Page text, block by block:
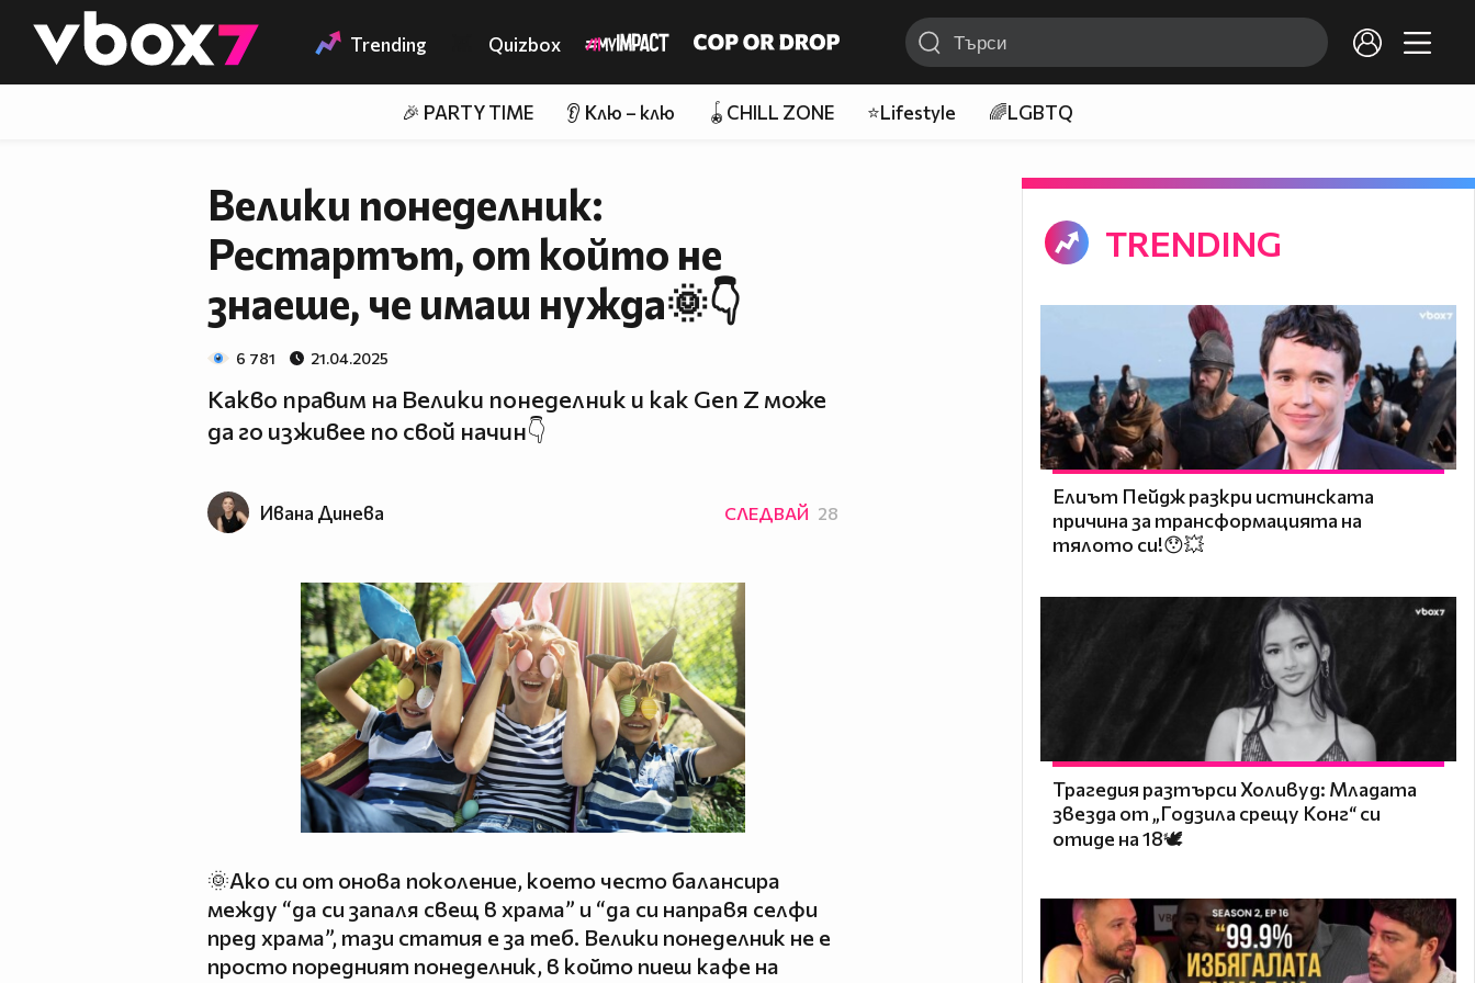
👾 Trending Quizbox
🎉 PARTY TIME 👂 Клю – клю 🪀CHILL ZONE ⭐Lifestyle 🌈LGBTQ
Велики понеделник:
Рестартът, от който не
знаеше, че имаш нужда🌞👇
6 781 21.04.2025
Какво правим на Велики понеделник и как Gen Z може
да го изживее по свой начин👇
Ивана Динева СЛЕДВАЙ 28
🌞Ако си от онова поколение, което често балансира
между “да си запаля свещ в храма” и “да си направя селфи
пред храма”, тази статия е за теб. Велики понеделник не е
просто поредният понеделник, в който пиеш кафе на
TRENDING
Елиът Пейдж разкри истинската
причина за трансформацията на
тялото си!😯💥
Трагедия разтърси Холивуд: Младата
звезда от „Годзила срещу Конг“ си
отиде на 18🕊️